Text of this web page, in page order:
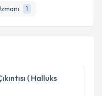
1
ilişkinAydınlatma
verilerimin belirtilen
ediyorum.
( Halluks